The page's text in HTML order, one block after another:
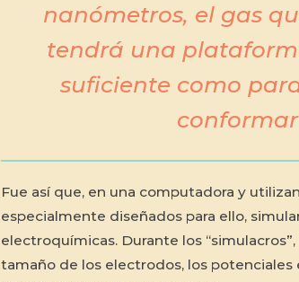
nanómetros, el gas
tendrá una
suficiente como
Fue así que, en una computadora y
especialmente diseñados para ello,
electroquímicas. Durante los
tamaño de los electrodos, los potenciales